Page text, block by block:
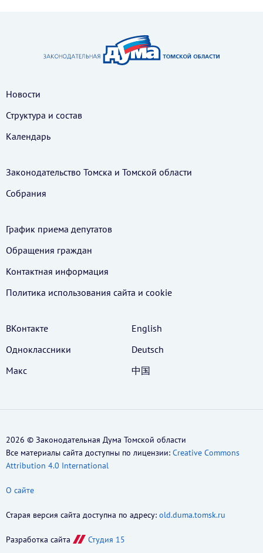
Новости
Структура и состав
Календарь
Законодательство Томска и Томской области
Собрания
График приема депутатов
Обращения граждан
Контактная информация
Политика использования cайта и cookie
ВКонтакте
Одноклассники
Макс
English
Deutsch
中国
2026 © Законодательная Дума Томской области
Все материалы сайта доступны по лицензии: Creative Commons
Attribution 4.0 International
О сайте
Старая версия сайта доступна по адресу: old.duma.tomsk.ru
Разработка сайта Студия 15